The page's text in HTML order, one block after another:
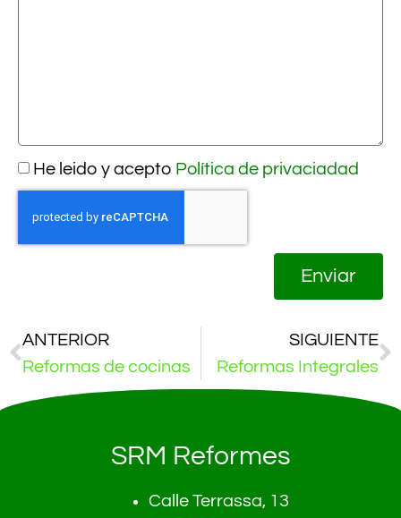
He leido y acepto Política de privaciadad
Enviar
ANTERIOR
Reformas de cocinas
SIGUIENTE
Reformas Integrales
SRM Reformes
Calle Terrassa, 13